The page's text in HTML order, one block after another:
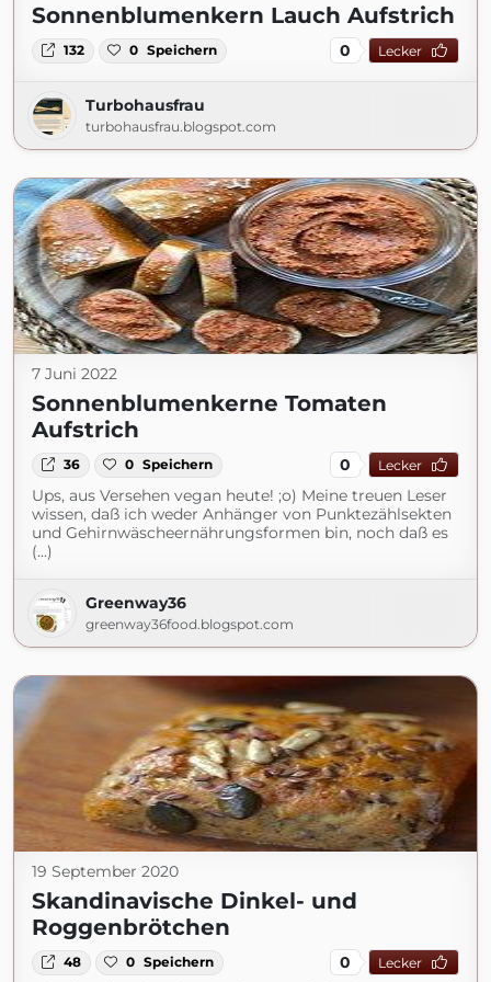
Sonnenblumenkern Lauch Aufstrich
132 0 Speichern 0 Lecker
Turbohausfrau
turbohausfrau.blogspot.com
7 Juni 2022
Sonnenblumenkerne Tomaten
Aufstrich
36 0 Speichern 0 Lecker
Ups, aus Versehen vegan heute! ;o) Meine treuen Leser
wissen, daß ich weder Anhänger von Punktezählsekten
und Gehirnwäscheernährungsformen bin, noch daß es
(...)
Greenway36
greenway36food.blogspot.com
19 September 2020
Skandinavische Dinkel- und
Roggenbrötchen
48 0 Speichern 0 Lecker